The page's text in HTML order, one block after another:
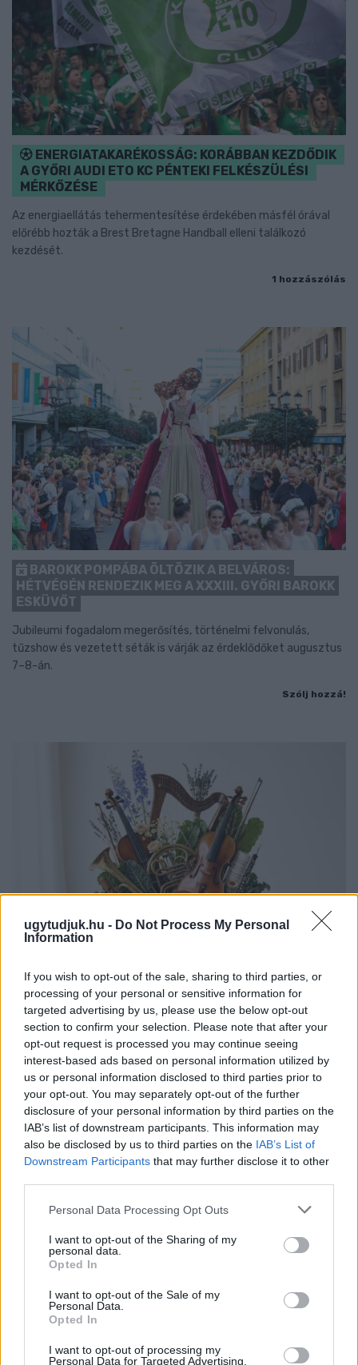
ugytudjuk.hu - Do Not Process My Personal
Information
If you wish to opt-out of the sale, sharing to third parties, or
processing of your personal or sensitive information for
targeted advertising by us, please use the below opt-out
section to confirm your selection. Please note that after your
opt-out request is processed you may continue seeing
interest-based ads based on personal information utilized by
us or personal information disclosed to third parties prior to
your opt-out. You may separately opt-out of the further
disclosure of your personal information by third parties on the
IAB’s list of downstream participants. This information may
also be disclosed by us to third parties on the IAB’s List of
Downstream Participants that may further disclose it to other
Please note that this website/app uses one or more Google
not limited to your visit or usage behaviour. You may click to
grant or deny consent to Google and its third-party tags to
use your data for below specified purposes in below Google
consent section.
Personal Data Processing Opt Outs
I want to opt-out of the Sharing of my
personal data.
Opted In
I want to opt-out of the Sale of my
Personal Data.
Opted In
I want to opt-out of processing my
Personal Data for Targeted Advertising.
ENERGIATAKARÉKOSSÁG: KORÁBBAN KEZDŐDIK
A GYŐRI AUDI ETO KC PÉNTEKI FELKÉSZÜLÉSI
MÉRKŐZÉSE
Az energiaellátás tehermentesítése érdekében másfél órával
előrébb hozták a Brest Bretagne Handball elleni találkozó
kezdését.
1 hozzászólás
BAROKK POMPÁBA ÖLTÖZIK A BELVÁROS:
HÉTVÉGÉN RENDEZIK MEG A XXXIII. GYŐRI BAROKK
ESKÜVŐT
Jubileumi fogadalom megerősítés, történelmi felvonulás,
tűzshow és vezetett séták is várják az érdeklődőket augusztus
7–8-án.
Szólj hozzá!
EXTRA: A VÁSÁRCSARNOKBAN NYITJA ÚJ ÉVADÁT
A GYŐRI FILHARMONIKUS ZENEKAR
A „Zenélő piac” című különleges koncerttel szeptember 7-én
rendhagyó helyszínen találkozhat a közönség a klasszikus
zenével.
Szólj hozzá!